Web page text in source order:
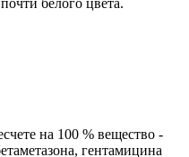
белого цвета.
на 100 % вещество -
гентамицина